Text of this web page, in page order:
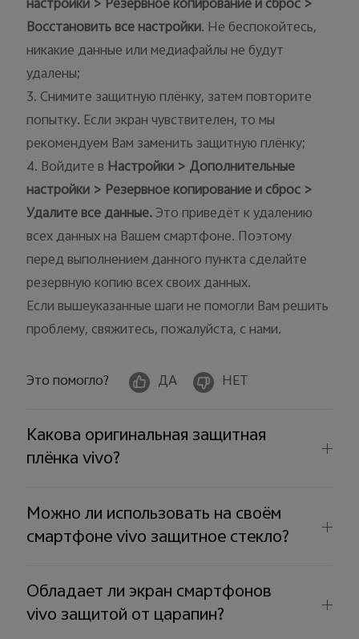
настройки > Резервное копирование и сброс >
Восстановитьвсе настройки. Не беспокойтесь,
никакие данные или медиафайлы не будут
удалены;
3. Снимите защитную плёнку, затем повторите
попытку. Если экран чувствителен, то мы
рекомендуем Вам заменить защитную плёнку;
4. Войдите в Настройки > Дополнительные
настройки > Резервное копирование и сброс >
Удалите все данные.Это приведёт к удалению
всех данных на Вашем смартфоне. Поэтому
перед выполнением данного пункта сделайте
резервную копию всех своих данных.
Если вышеуказанные шаги не помогли Вам решить
проблему, свяжитесь, пожалуйста, с нами.
Это помогло? ДА НЕТ
Какова оригинальная защитная
плёнка vivo?
Можно ли использовать на своём
смартфоне vivo защитное стекло?
Обладает ли экран смартфонов
vivo защитой от царапин?